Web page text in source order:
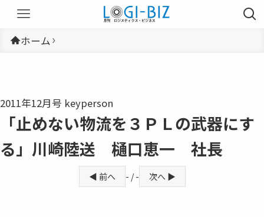
ホーム
2011年12月号 keyperson
「止めない物流を３ＰＬの武器にす
る」川崎陸送 樋口恵一 社長
◀ 前へ - / - 次へ ▶